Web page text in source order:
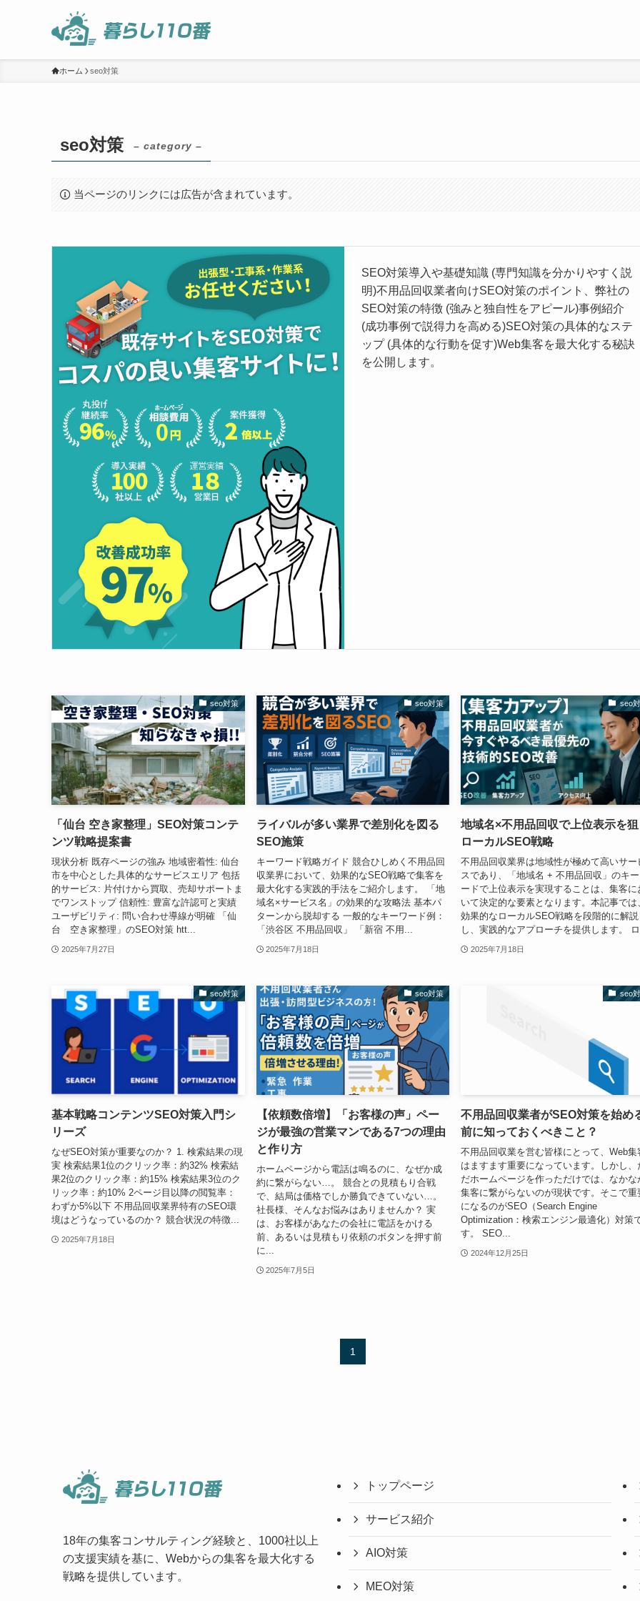
ホーム seo対策
seo対策 – category –
当ページのリンクには広告が含まれています。
SEO対策導入や基礎知識 (専門知識を分かりやすく説
明)不用品回収業者向けSEO対策のポイント、弊社の
SEO対策の特徴 (強みと独自性をアピール)事例紹介
(成功事例で説得力を高める)SEO対策の具体的なステ
ップ (具体的な行動を促す)Web集客を最大化する秘訣
を公開します。
seo対策
「仙台 空き家整理」SEO対策コンテ
ンツ戦略提案書
現状分析 既存ページの強み 地域密着性: 仙台
市を中心とした具体的なサービスエリア 包括
的サービス: 片付けから買取、売却サポートま
でワンストップ 信頼性: 豊富な許認可と実績
ユーザビリティ: 問い合わせ導線が明確 「仙
台 空き家整理」のSEO対策 htt...
2025年7月27日
seo対策
ライバルが多い業界で差別化を図る
SEO施策
キーワード戦略ガイド 競合ひしめく不用品回
収業界において、効果的なSEO戦略で集客を
最大化する実践的手法をご紹介します。 「地
域名×サービス名」の効果的な攻略法 基本パ
ターンから脱却する 一般的なキーワード例：
「渋谷区 不用品回収」 「新宿 不用...
2025年7月18日
seo
地域名×不用品回収で上位表示を狙
ローカルSEO戦略
不用品回収業界は地域性が極めて高いサー
スであり、「地域名 + 不用品回収」のキー
ードで上位表示を実現することは、集客に
いて決定的な要素となります。本記事では
効果的なローカルSEO戦略を段階的に解説
し、実践的なアプローチを提供します。
2025年7月18日
seo対策
基本戦略コンテンツSEO対策入門シ
リーズ
なぜSEO対策が重要なのか？ 1. 検索結果の現
実 検索結果1位のクリック率：約32% 検索結
果2位のクリック率：約15% 検索結果3位のク
リック率：約10% 2ページ目以降の閲覧率：
わずか5%以下 不用品回収業界特有のSEO環
境はどうなっているのか？ 競合状況の特徴...
2025年7月18日
seo対策
【依頼数倍増】「お客様の声」ペー
ジが最強の営業マンである7つの理由
と作り方
ホームページから電話は鳴るのに、なぜか成
約に繋がらない…。 競合との見積もり合戦
で、結局は価格でしか勝負できていない…。
社長様、そんなお悩みはありませんか？ 実
は、お客様があなたの会社に電話をかける
前、あるいは見積もり依頼のボタンを押す前
に...
2025年7月5日
seo
不用品回収業者がSEO対策を始め
前に知っておくべきこと？
不用品回収業を営む皆様にとって、Web集
はますます重要になっています。しかし、
だホームページを作っただけでは、なかな
集客に繋がらないのが現状です。そこで重
になるのがSEO（Search Engine
Optimization：検索エンジン最適化）対策
す。 SEO...
2024年12月25日
1
18年の集客コンサルティング経験と、1000社以上
の支援実績を基に、Webからの集客を最大化する
戦略を提供しています。
トップページ
サービス紹介
AIO対策
MEO対策